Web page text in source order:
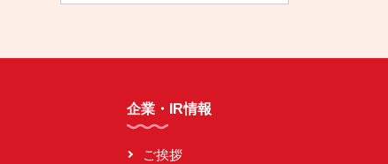
企業・IR情報
ご挨拶